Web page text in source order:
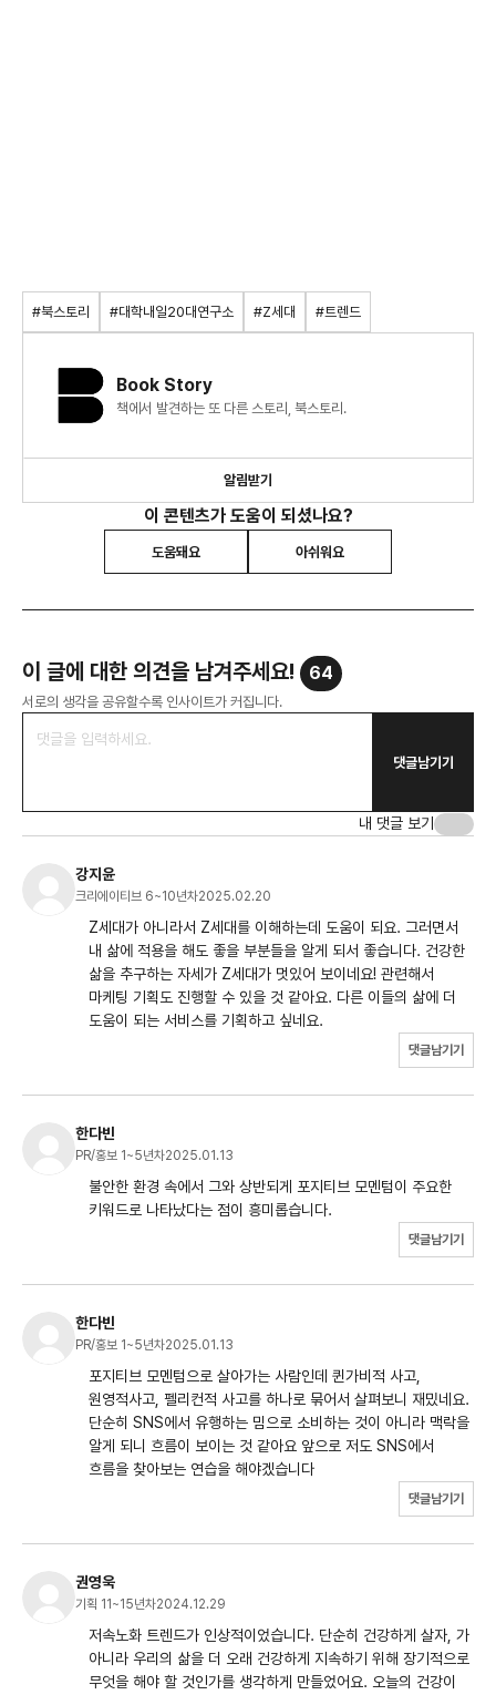
#북스토리 #대학내일20대연구소 #Z세대 #트렌드
Book Story
책에서 발견하는 또 다른 스토리, 북스토리.
알림받기
이 콘텐츠가 도움이 되셨나요?
도움돼요 아쉬워요
이 글에 대한 의견을 남겨주세요! 64
서로의 생각을 공유할수록 인사이트가 커집니다.
댓글남기기
내 댓글 보기
강지윤
크리에이티브 6~10년차2025.02.20
Z세대가 아니라서 Z세대를 이해하는데 도움이 되요. 그러면서
내 삶에 적용을 해도 좋을 부분들을 알게 되서 좋습니다. 건강한
삶을 추구하는 자세가 Z세대가 멋있어 보이네요! 관련해서
마케팅 기획도 진행할 수 있을 것 같아요. 다른 이들의 삶에 더
도움이 되는 서비스를 기획하고 싶네요.
댓글남기기
한다빈
PR/홍보 1~5년차2025.01.13
불안한 환경 속에서 그와 상반되게 포지티브 모멘텀이 주요한
키워드로 나타났다는 점이 흥미롭습니다.
댓글남기기
한다빈
PR/홍보 1~5년차2025.01.13
포지티브 모멘텀으로 살아가는 사람인데 퀸가비적 사고,
원영적사고, 펠리컨적 사고를 하나로 묶어서 살펴보니 재밌네요.
단순히 SNS에서 유행하는 밈으로 소비하는 것이 아니라 맥락을
알게 되니 흐름이 보이는 것 같아요 앞으로 저도 SNS에서
흐름을 찾아보는 연습을 해야겠습니다
댓글남기기
권영욱
기획 11~15년차2024.12.29
저속노화 트렌드가 인상적이었습니다. 단순히 건강하게 살자, 가
아니라 우리의 삶을 더 오래 건강하게 지속하기 위해 장기적으로
무엇을 해야 할 것인가를 생각하게 만들었어요. 오늘의 건강이